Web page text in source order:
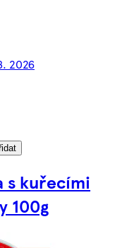
2026
s kuřecími
100g